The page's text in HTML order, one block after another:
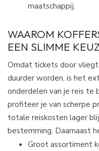
maatschappij.​
WAAROM
EEN SLIMME
Omdat tickets door
duurder worden, is het
onderdelen van je reis te
profiteer je van scherpe
totale reiskosten lager
bestemming.​ Daarnaast
Groot assortiment